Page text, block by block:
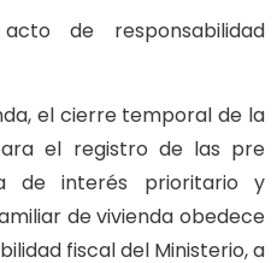
de responsabilidad
el cierre temporal de la
el registro de las pre
de interés prioritario y
de vivienda obedece
fiscal del Ministerio, a